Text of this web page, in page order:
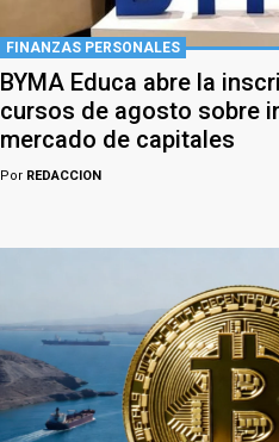
FINANZAS PERSONALES
BYMA Educa abre la
cursos de agosto sobre
mercado de capitales
Por REDACCION